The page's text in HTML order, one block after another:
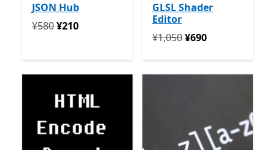
JSON Hub
定価 ¥580 今すぐ ¥210
¥580¥210
GLSL Shader
Editor
定価 ¥1,050 今すぐ ¥690
¥1,050¥690